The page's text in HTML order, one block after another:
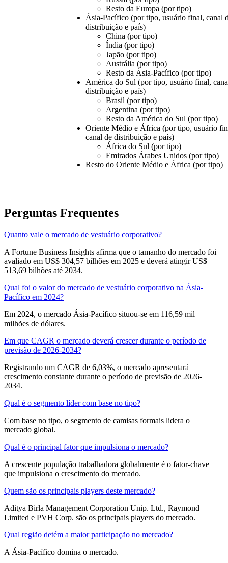
Resto da Europa (por tipo)
Ásia-Pacífico (por tipo, usuário final, canal
distribuição e país)
China (por tipo)
Índia (por tipo)
Japão (por tipo)
Austrália (por tipo)
Resto da Ásia-Pacífico (por tipo)
América do Sul (por tipo, usuário final,
distribuição e país)
Brasil (por tipo)
Argentina (por tipo)
Resto da América do Sul (por tipo)
Oriente Médio e África (por tipo, usuário
canal de distribuição e país)
África do Sul (por tipo)
Emirados Árabes Unidos (por tipo)
Resto do Oriente Médio e África (por tipo)
Perguntas Frequentes
Quanto vale o mercado de vestuário corporativo?
A Fortune Business Insights afirma que o tamanho do mercado foi
avaliado em US$ 304,57 bilhões em 2025 e deverá atingir US$
513,69 bilhões até 2034.
Qual foi o valor do mercado de vestuário corporativo na Ásia-
Pacífico em 2024?
Em 2024, o mercado Ásia-Pacífico situou-se em 116,59 mil
milhões de dólares.
Em que CAGR o mercado deverá crescer durante o período de
previsão de 2026-2034?
Registrando um CAGR de 6,03%, o mercado apresentará
crescimento constante durante o período de previsão de 2026-
2034.
Qual é o segmento líder com base no tipo?
Com base no tipo, o segmento de camisas formais lidera o
mercado global.
Qual é o principal fator que impulsiona o mercado?
A crescente população trabalhadora globalmente é o fator-chave
que impulsiona o crescimento do mercado.
Quem são os principais players deste mercado?
Aditya Birla Management Corporation Unip. Ltd., Raymond
Limited e PVH Corp. são os principais players do mercado.
Qual região detém a maior participação no mercado?
A Ásia-Pacífico domina o mercado.